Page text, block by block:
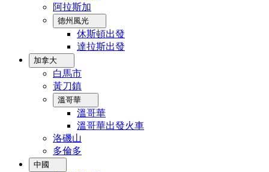
阿拉斯加
德州風光
休斯頓出發
達拉斯出發
加拿大
白馬市
黃刀鎮
溫哥華
溫哥華
溫哥華出發火車
洛磯山
多倫多
中國